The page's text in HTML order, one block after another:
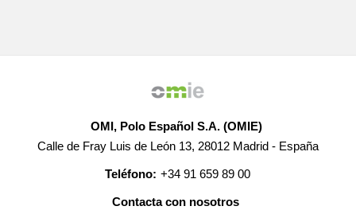
OMI, Polo Español S.A. (OMIE)
Calle de Fray Luis de León 13, 28012 Madrid - España
Teléfono: +34 91 659 89 00
Contacta con nosotros